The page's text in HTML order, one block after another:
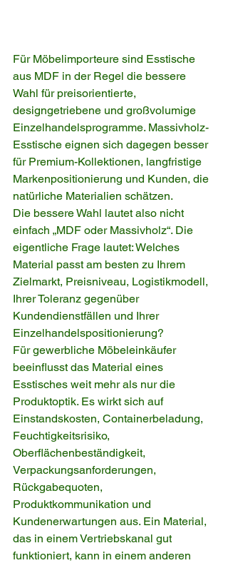
Für Möbelimporteure sind Esstische
aus MDF in der Regel die bessere
Wahl für preisorientierte,
designgetriebene und großvolumige
Einzelhandelsprogramme. Massivholz-
Esstische eignen sich dagegen besser
für Premium-Kollektionen, langfristige
Markenpositionierung und Kunden, die
natürliche Materialien schätzen.
Die bessere Wahl lautet also nicht
einfach „MDF oder Massivholz“. Die
eigentliche Frage lautet: Welches
Material passt am besten zu Ihrem
Zielmarkt, Preisniveau, Logistikmodell,
Ihrer Toleranz gegenüber
Kundendienstfällen und Ihrer
Einzelhandelspositionierung?
Für gewerbliche Möbeleinkäufer
beeinflusst das Material eines
Esstisches weit mehr als nur die
Produktoptik. Es wirkt sich auf
Einstandskosten, Containerbeladung,
Feuchtigkeitsrisiko,
Oberflächenbeständigkeit,
Verpackungsanforderungen,
Rückgabequoten,
Produktkommunikation und
Kundenerwartungen aus. Ein Material,
das in einem Vertriebskanal gut
funktioniert, kann in einem anderen